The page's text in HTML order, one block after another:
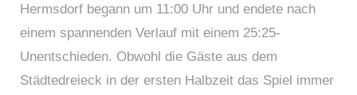
Hermsdorf begann um 11:00 Uhr und endete nach
einem spannenden Verlauf mit einem 25:25-
Unentschieden. Obwohl die Gäste aus dem
Städtedreieck in der ersten Halbzeit das Spiel immer